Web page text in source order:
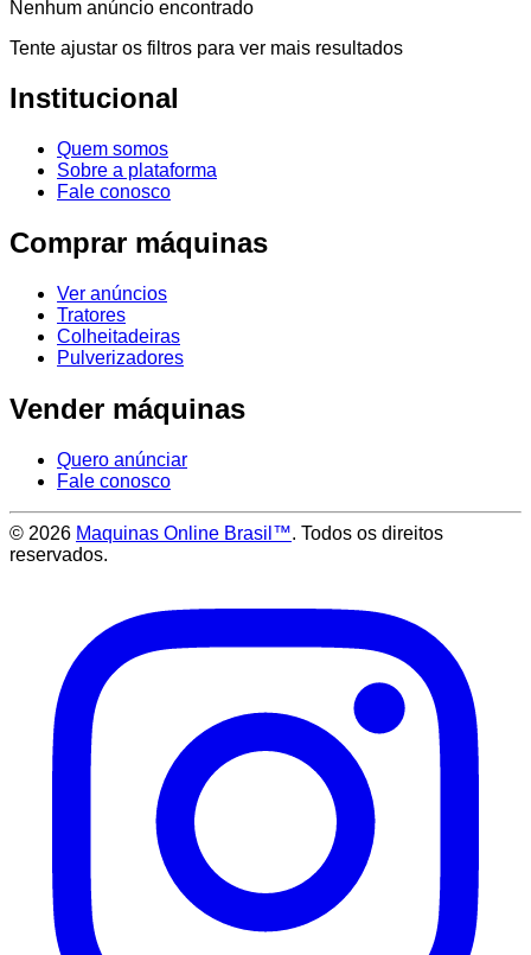
Nenhum anúncio encontrado
Tente ajustar os filtros para ver mais resultados
Institucional
Quem somos
Sobre a plataforma
Fale conosco
Comprar máquinas
Ver anúncios
Tratores
Colheitadeiras
Pulverizadores
Vender máquinas
Quero anúnciar
Fale conosco
© 2026 Maquinas Online Brasil™. Todos os direitos
reservados.